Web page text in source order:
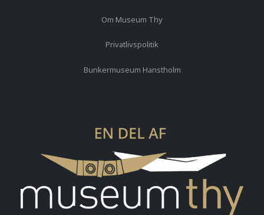
Om Museum Thy
Privatlivspolitik
Bunkermuseum Hanstholm